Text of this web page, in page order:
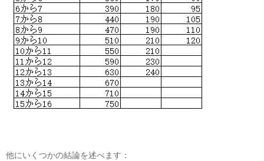
他にいくつかの結論を述べます：